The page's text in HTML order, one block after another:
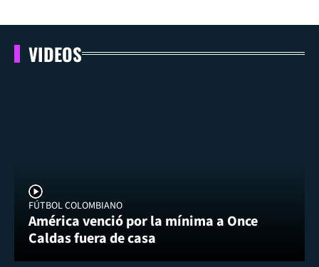
VIDEOS
FÚTBOL COLOMBIANO
América venció por la mínima a Once
Caldas fuera de casa